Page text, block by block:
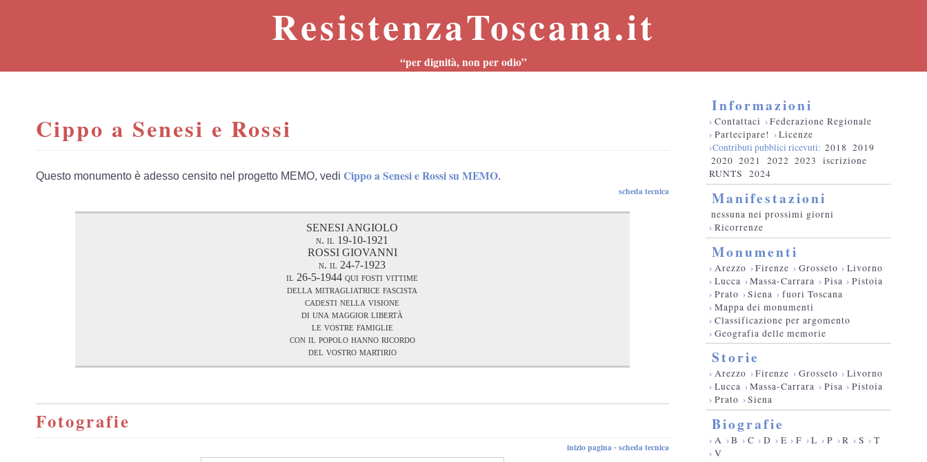
ResistenzaToscana.it
“per dignità, non per odio”
Cippo a Senesi e Rossi
Questo monumento è adesso censito nel progetto MEMO, vedi Cippo a Senesi e Rossi su MEMO.
scheda tecnica
SENESI ANGIOLO
n. il 19-10-1921
ROSSI GIOVANNI
n. il 24-7-1923
il 26-5-1944 qui fosti vittime
della mitragliatrice fascista
cadesti nella visione
di una maggior libertà
le vostre famiglie
con il popolo hanno ricordo
del vostro martirio
Fotografie
inizio pagina - scheda tecnica
Informazioni
› Contattaci ›Federazione Regionale
› Partecipare! ›Licenze
›Contributi pubblici ricevuti: 2018 2019
2020 2021 2022 2023
iscrizione
RUNTS
2024
Manifestazioni
nessuna nei prossimi giorni
› Ricorrenze
Monumenti
› Arezzo ›Firenze › Grosseto › Livorno
› Lucca ›Massa-Carrara › Pisa › Pistoia
› Prato ›Siena › fuori Toscana
› Mappa dei monumenti
› Classificazione per argomento
› Geografia delle memorie
Storie
› Arezzo ›Firenze › Grosseto › Livorno
› Lucca ›Massa-Carrara › Pisa › Pistoia
› Prato ›Siena
Biografie
› A ›B › C › D › E › F ›L › P ›R › S › T
› V